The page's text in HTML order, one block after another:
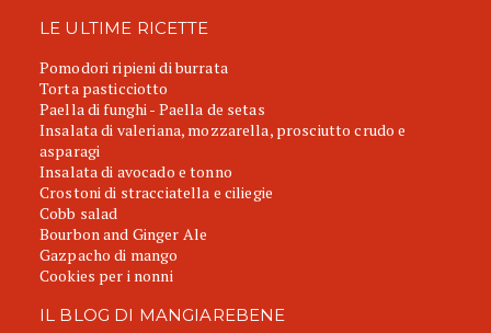
LE ULTIME RICETTE
Pomodori ripieni di burrata
Torta pasticciotto
Paella di funghi - Paella de setas
Insalata di valeriana, mozzarella, prosciutto crudo e
asparagi
Insalata di avocado e tonno
Crostoni di stracciatella e ciliegie
Cobb salad
Bourbon and Ginger Ale
Gazpacho di mango
Cookies per i nonni
IL BLOG DI MANGIAREBENE